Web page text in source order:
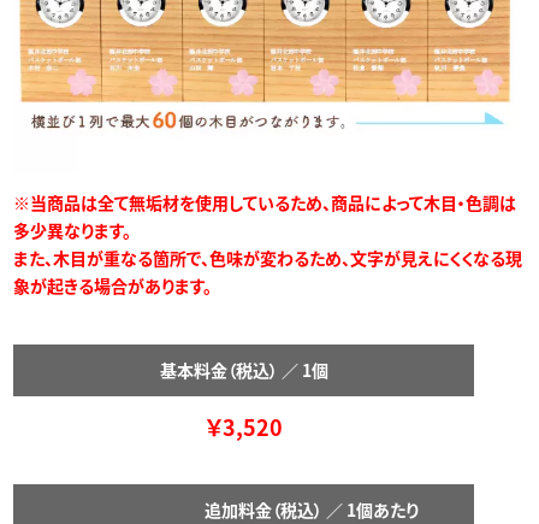
※当商品は全て無垢材を使用しているため、商品によって木目・色調は
多少異なります。
また、木目が重なる箇所で、色味が変わるため、文字が見えにくくなる現
象が起きる場合があります。
基本料金（税込） ／ 1個
￥3,520
追加料金（税込） ／ 1個あたり